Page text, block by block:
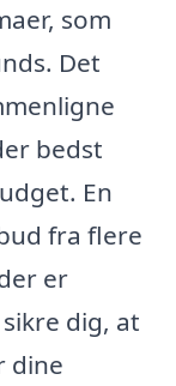
som
Det
bedst
En
fra flere
er
dig, at
dine